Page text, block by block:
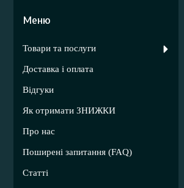
Товари та послуги
Доставка і оплата
Відгуки
Як отримати ЗНИЖКИ
Про нас
Поширені запитання (FAQ)
Статті